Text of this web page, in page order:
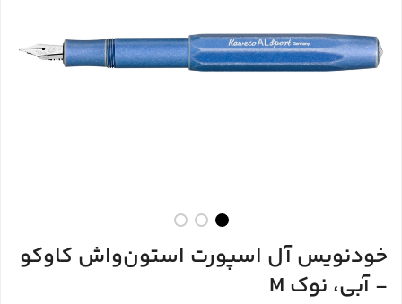
خودنویس آل اسپورت استون‌واش کاوکو
- آبی، نوک M